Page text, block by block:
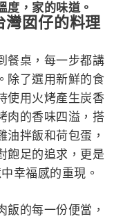
度，家的味道。
灣囡仔的料理
餐桌，每一步都講
除了選用新鮮的食
使用火烤產生炭香
肉的香味四溢，搭
油拌飯和荷包蛋，
飽足的追求，更是
幸福感的重現。
飯的每一份便當，